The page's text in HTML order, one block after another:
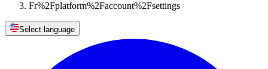
Fr%2Fplatform%2Faccount%2Fsettings
Select language